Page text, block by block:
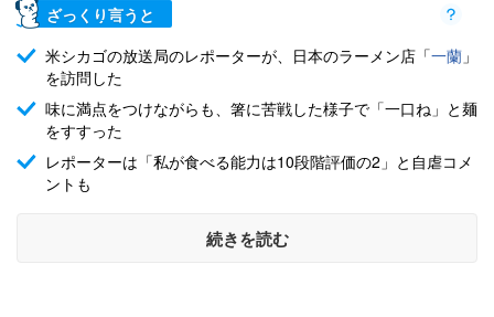
ざっくり言うと
米シカゴの放送局のレポーターが、日本のラーメン店「一蘭 」
を訪問した
味に満点をつけながらも、箸に苦戦した様子で「一口ね」と麺
をすすった
レポーターは「私が食べる能力は10段階評価の2」と自虐コメ
ントも
続きを読む